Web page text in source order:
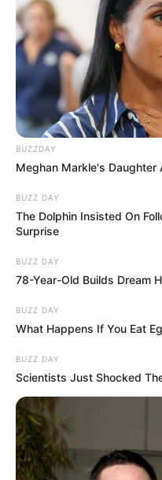
BUZZDAY
Meghan Markle's Daughter
BUZZ DAY
The Dolphin Insisted On
Surprise
BUZZ DAY
78-Year-Old Builds Dream
BUZZ DAY
What Happens If You Eat
BUZZ DAY
Scientists Just Shocked